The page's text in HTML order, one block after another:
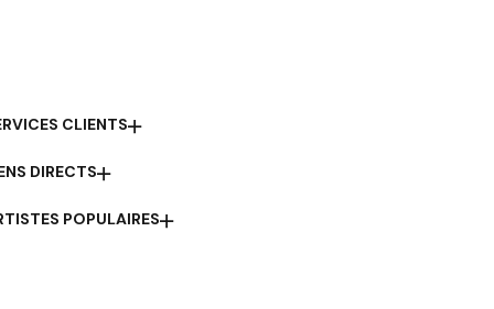
CLIENTS
DIRECTS
POPULAIRES